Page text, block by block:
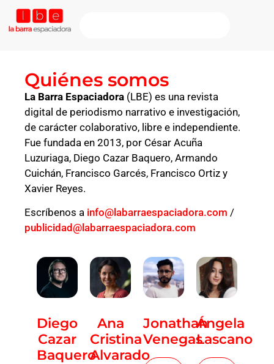
Quiénes somos
La Barra Espaciadora (LBE) es una revista
digital de periodismo narrativo e investigación,
de carácter colaborativo, libre e independiente.
Fue fundada en 2013, por César Acuña
Luzuriaga, Diego Cazar Baquero, Armando
Cuichán, Francisco Garcés, Francisco Ortiz y
Xavier Reyes.
Escríbenos a info@labarraespaciadora.com /
publicidad@labarraespaciadora.com
Diego
Cazar
Baquero
Ana
Cristina
Alvarado
Jonathan
Venegas
Ángela
Lascano